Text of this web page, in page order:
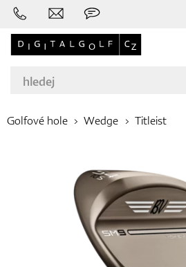
Golfové hole
Golfové hole Wedge Titleist